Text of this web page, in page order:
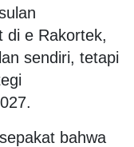
di e Rakortek,
sendiri, tetapi
bahwa